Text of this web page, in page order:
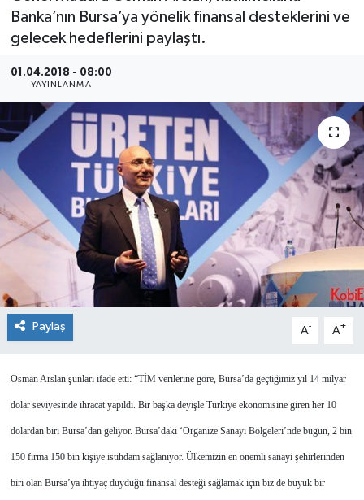
Banka’nın Bursa’ya yönelik finansal desteklerini ve
gelecek hedeflerini paylaştı.
01.04.2018 - 08:00
YAYINLANMA
Paylaş A- A+
Osman Arslan şunları ifade etti: “TİM verilerine göre, Bursa’da geçtiğimiz yıl 14 milyar
dolar seviyesinde ihracat yapıldı. Bir başka deyişle Türkiye ekonomisine giren her 10
dolardan biri Bursa’dan geliyor. Bursa’daki ‘Organize Sanayi Bölgeleri’nde bugün, 2 bin
150 firma 150 bin kişiye istihdam sağlanıyor. Ülkemizin en önemli sanayi şehirlerinden
biri olan Bursa’ya ihtiyaç duyduğu finansal desteği sağlamak için biz de büyük bir
ŞİRKET PANO
SÖYLEŞİ
ÜLKE
YAŞAM